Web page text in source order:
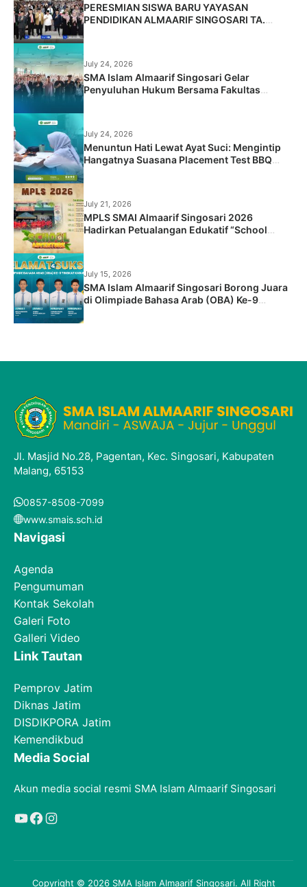
PERESMIAN SISWA BARU YAYASAN
PENDIDIKAN ALMAARIF SINGOSARI TA.
July 24, 2026
SMA Islam Almaarif Singosari Gelar
Penyuluhan Hukum Bersama Fakultas
July 24, 2026
Menuntun Hati Lewat Ayat Suci: Mengintip
Hangatnya Suasana Placement Test BBQ
July 21, 2026
MPLS SMAI Almaarif Singosari 2026
Hadirkan Petualangan Edukatif “School
July 15, 2026
SMA Islam Almaarif Singosari Borong Juara
di Olimpiade Bahasa Arab (OBA) Ke-9
Jl. Masjid No.28, Pagentan, Kec. Singosari, Kabupaten
Malang, 65153
0857-8508-7099
www.smais.sch.id
Navigasi
Agenda
Pengumuman
Kontak Sekolah
Galeri Foto
Galleri Video
Link Tautan
Pemprov Jatim
Diknas Jatim
DISDIKPORA Jatim
Kemendikbud
Media Social
Akun media social resmi SMA Islam Almaarif Singosari
YouTube
Facebook
Instagram
Copyright © 2026 SMA Islam Almaarif Singosari. All Right